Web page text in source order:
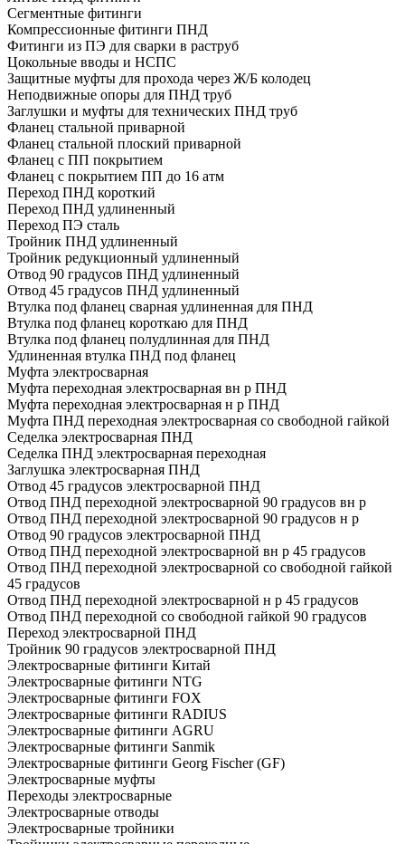
Сегментные фитинги
Компрессионные фитинги ПНД
Фитинги из ПЭ для сварки в раструб
Цокольные вводы и НСПС
Защитные муфты для прохода через Ж/Б колодец
Неподвижные опоры для ПНД труб
Заглушки и муфты для технических ПНД труб
Фланец стальной приварной
Фланец стальной плоский приварной
Фланец с ПП покрытием
Фланец с покрытием ПП до 16 атм
Переход ПНД короткий
Переход ПНД удлиненный
Переход ПЭ сталь
Тройник ПНД удлиненный
Тройник редукционный удлиненный
Отвод 90 градусов ПНД удлиненный
Отвод 45 градусов ПНД удлиненный
Втулка под фланец сварная удлиненная для ПНД
Втулка под фланец короткаю для ПНД
Втулка под фланец полудлинная для ПНД
Удлиненная втулка ПНД под фланец
Муфта электросварная
Муфта переходная электросварная вн р ПНД
Муфта переходная электросварная н р ПНД
Муфта ПНД переходная электросварная со свободной гайкой
Седелка электросварная ПНД
Седелка ПНД электросварная переходная
Заглушка электросварная ПНД
Отвод 45 градусов электросварной ПНД
Отвод ПНД переходной электросварной 90 градусов вн р
Отвод ПНД переходной электросварной 90 градусов н р
Отвод 90 градусов электросварной ПНД
Отвод ПНД переходной электросварной вн р 45 градусов
Отвод ПНД переходной электросварной со свободной гайкой
45 градусов
Отвод ПНД переходной электросварной н р 45 градусов
Отвод ПНД переходной со свободной гайкой 90 градусов
Переход электросварной ПНД
Тройник 90 градусов электросварной ПНД
Электросварные фитинги Китай
Электросварные фитинги NTG
Электросварные фитинги FOX
Электросварные фитинги RADIUS
Электросварные фитинги AGRU
Электросварные фитинги Sanmik
Электросварные фитинги Georg Fischer (GF)
Электросварные муфты
Переходы электросварные
Электросварные отводы
Электросварные тройники